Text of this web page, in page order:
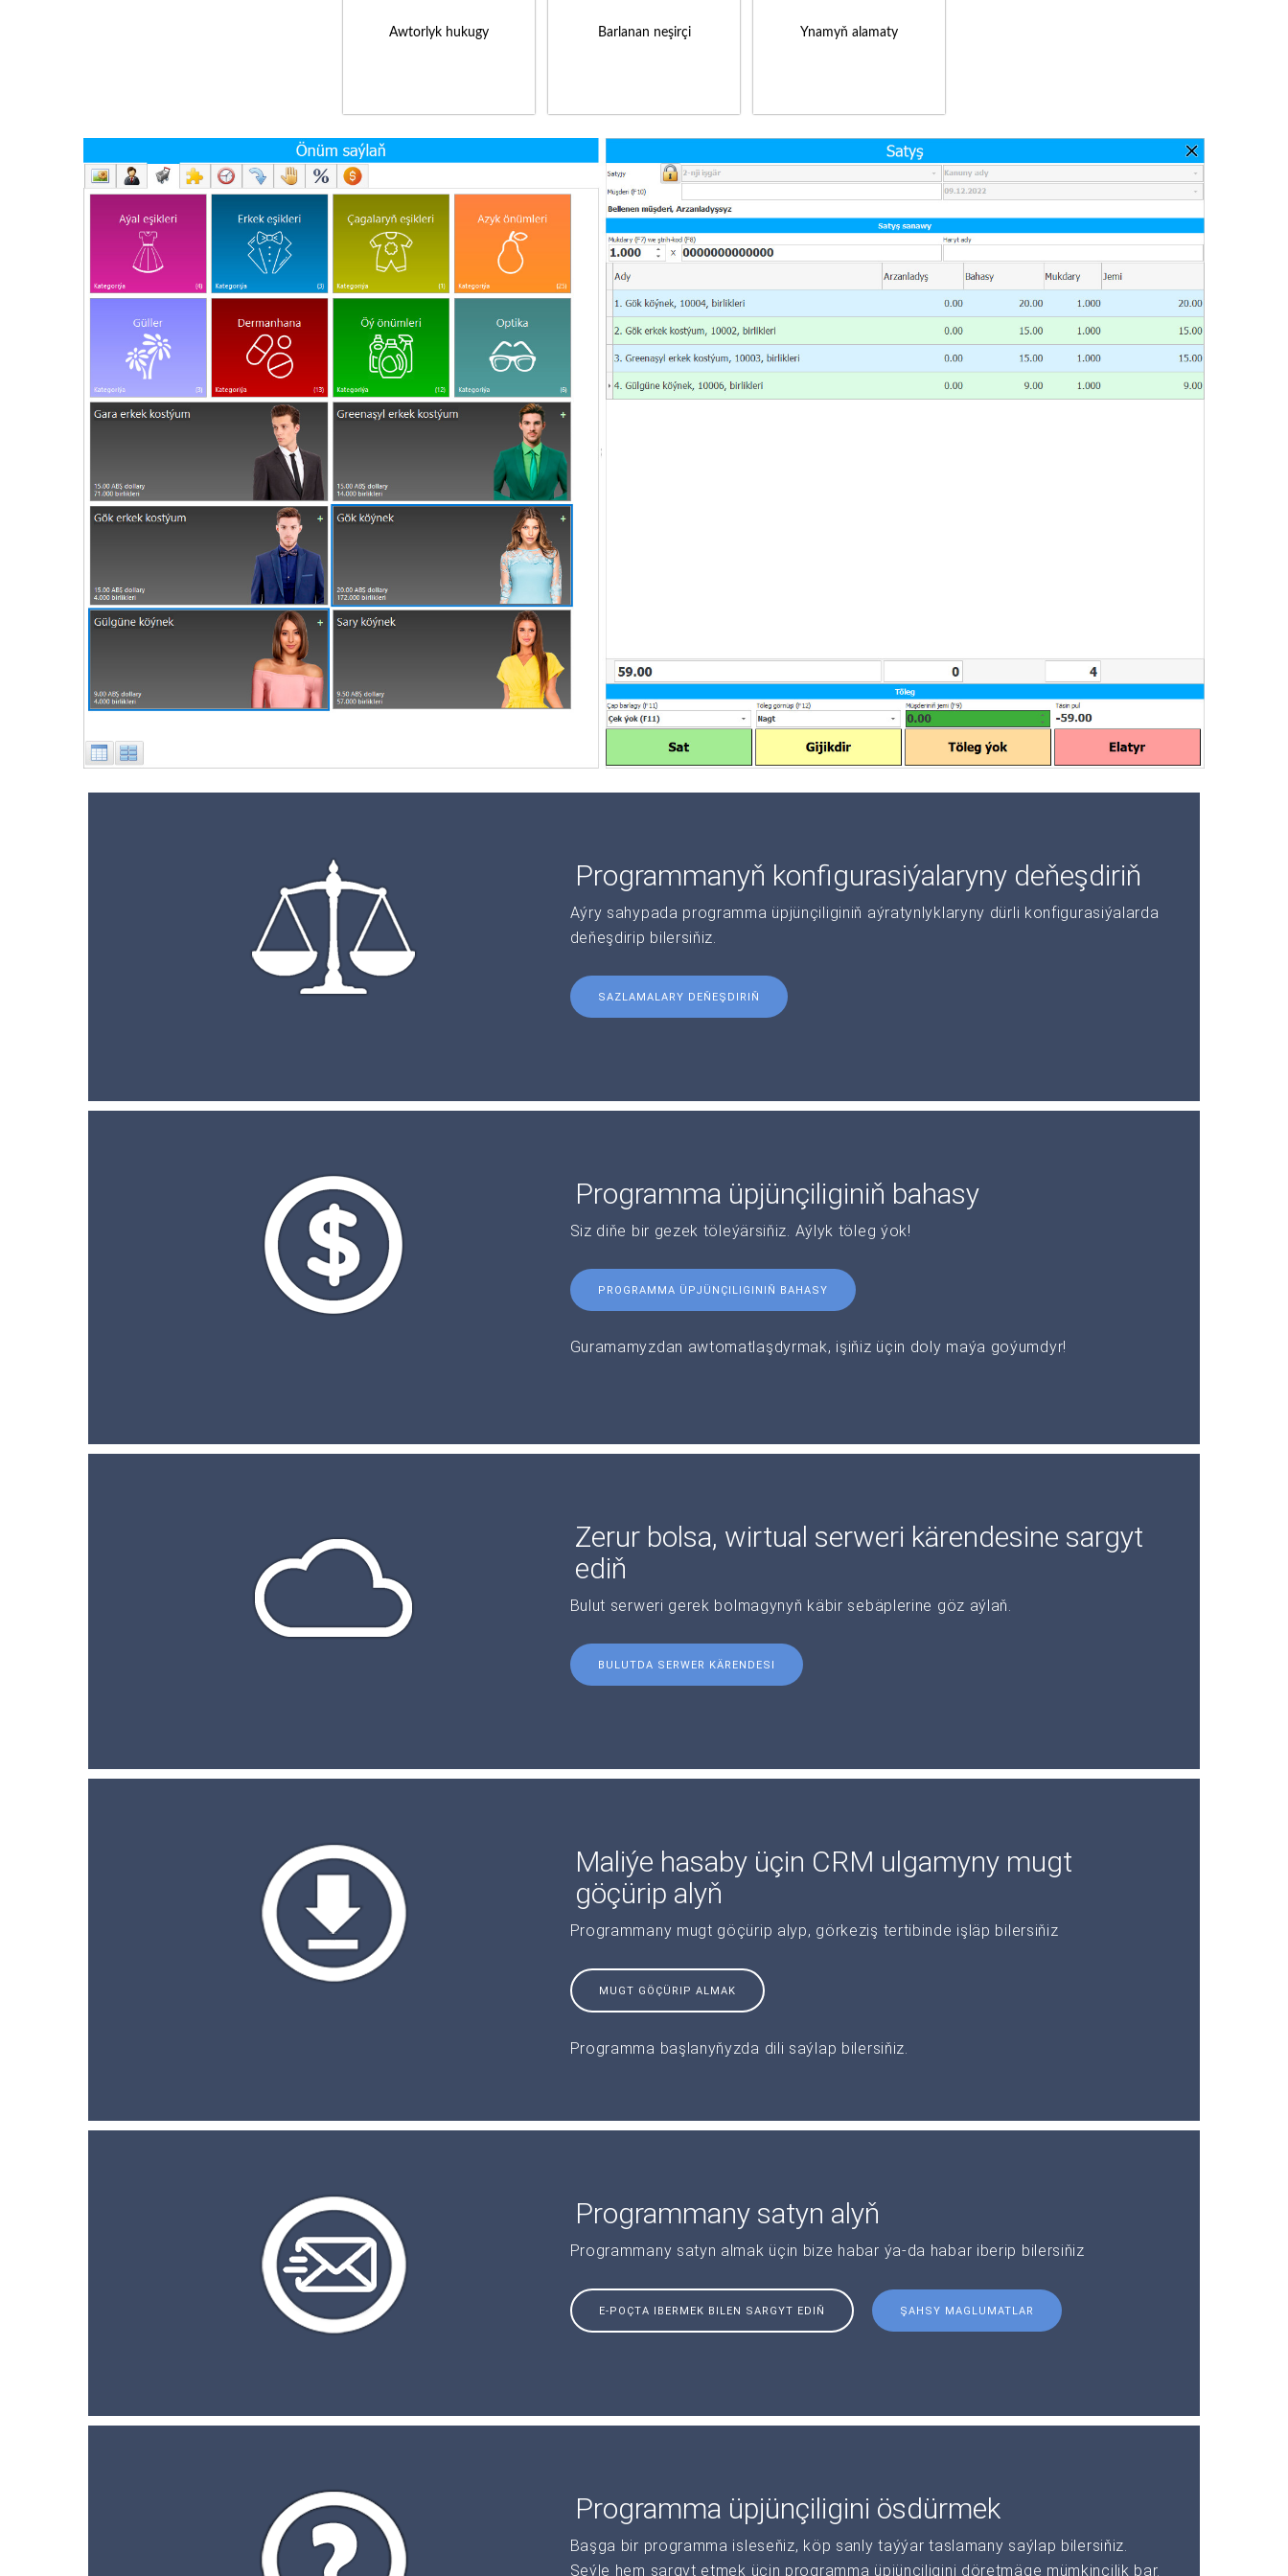
Awtorlyk hukugy Barlanan neşirçi Ynamyň alamaty
Programmanyň konfigurasiýalaryny deňeşdiriň
Aýry sahypada programma üpjünçiliginiň aýratynlyklaryny dürli konfigurasiýalarda
deňeşdirip bilersiňiz.
SAZLAMALARY DEŇEŞDIRIŇ
Programma üpjünçiliginiň bahasy
Siz diňe bir gezek töleýärsiňiz. Aýlyk töleg ýok!
PROGRAMMA ÜPJÜNÇILIGINIŇ BAHASY
Guramamyzdan awtomatlaşdyrmak, işiňiz üçin doly maýa goýumdyr!
Zerur bolsa, wirtual serweri kärendesine sargyt
ediň
Bulut serweri gerek bolmagynyň käbir sebäplerine göz aýlaň.
BULUTDA SERWER KÄRENDESI
Maliýe hasaby üçin CRM ulgamyny mugt
göçürip alyň
Programmany mugt göçürip alyp, görkeziş tertibinde işläp bilersiňiz
MUGT GÖÇÜRIP ALMAK
Programma başlanyňyzda dili saýlap bilersiňiz.
Programmany satyn alyň
Programmany satyn almak üçin bize habar ýa-da habar iberip bilersiňiz
E-POÇTA IBERMEK BILEN SARGYT EDIŇ ŞAHSY MAGLUMATLAR
Programma üpjünçiligini ösdürmek
Başga bir programma isleseňiz, köp sanly taýýar taslamany saýlap bilersiňiz.
Şeýle hem sargyt etmek üçin programma üpjünçiligini döretmäge mümkinçilik bar.